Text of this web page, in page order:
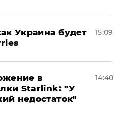
Украина будет
15:09
в
Starlink: "У
недостаток"
14:40